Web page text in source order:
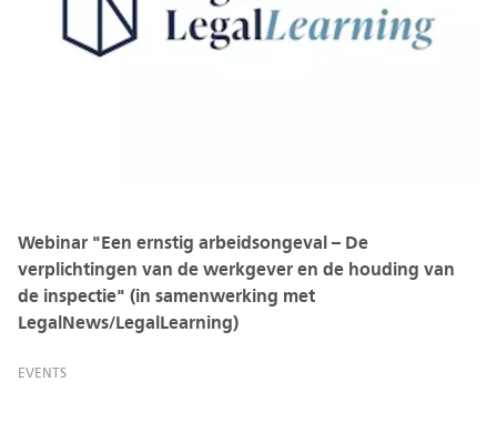
Webinar "Een ernstig arbeidsongeval – De
verplichtingen van de werkgever en de houding van
de inspectie" (in samenwerking met
LegalNews/LegalLearning)
EVENTS